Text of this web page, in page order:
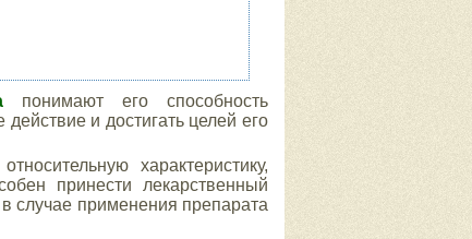
понимают его способность
и достигать целей его
характеристику,
принести лекарственный
случае применения препарата